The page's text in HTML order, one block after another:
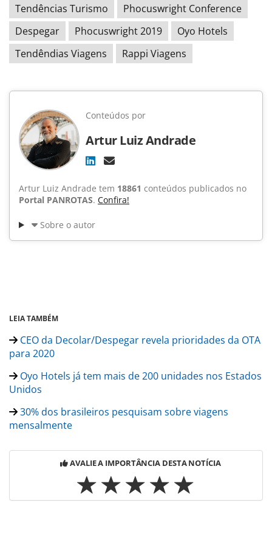
Tendências Turismo
Phocuswright Conference
Despegar
Phocuswright 2019
Oyo Hotels
Tendêndias Viagens
Rappi Viagens
Conteúdos por
Artur Luiz Andrade
Artur Luiz Andrade tem 18861 conteúdos publicados no
Portal PANROTAS. Confira!
Sobre o autor
LEIA TAMBÉM
CEO da Decolar/Despegar revela prioridades da OTA
para 2020
Oyo Hotels já tem mais de 200 unidades nos Estados
Unidos
30% dos brasileiros pesquisam sobre viagens
mensalmente
AVALIE A IMPORTÂNCIA DESTA NOTÍCIA